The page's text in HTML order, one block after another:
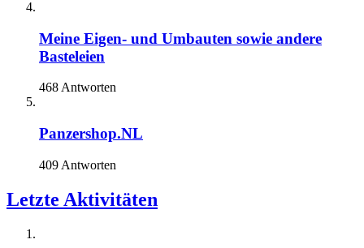
Meine Eigen- und Umbauten sowie andere
Basteleien
468 Antworten
Panzershop.NL
409 Antworten
Letzte Aktivitäten